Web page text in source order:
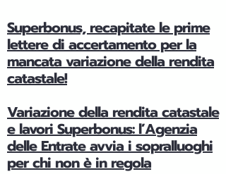
Superbonus, recapitate le prime
lettere di accertamento per la
mancata variazione della rendita
catastale!
Variazione della rendita catastale
e lavori Superbonus: l’Agenzia
delle Entrate avvia i sopralluoghi
per chi non è in regola